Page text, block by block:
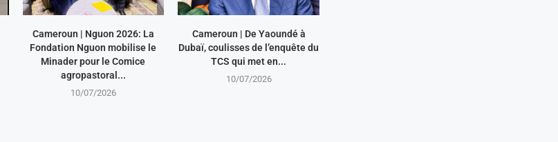
Cameroun | Nguon 2026: La
Fondation Nguon mobilise le
Minader pour le Comice
agropastoral...
10/07/2026
Cameroun | De Yaoundé à
Dubaï, coulisses de l’enquête du
TCS qui met en...
10/07/2026